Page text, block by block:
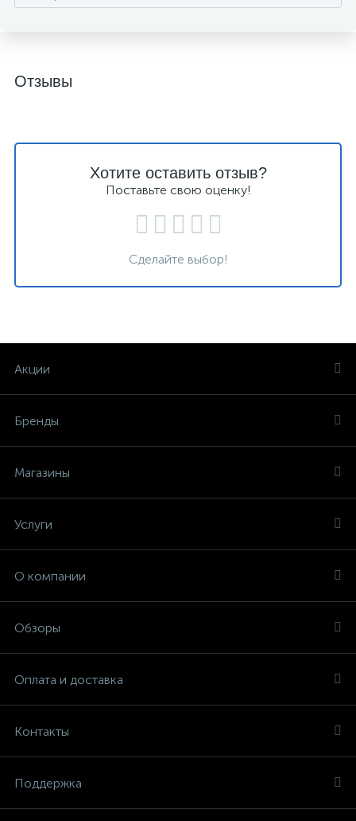
Отзывы
Хотите оставить отзыв?
Поставьте свою оценку!
Сделайте выбор!
Акции
Бренды
Магазины
Услуги
О компании
Обзоры
Оплата и доставка
Контакты
Поддержка